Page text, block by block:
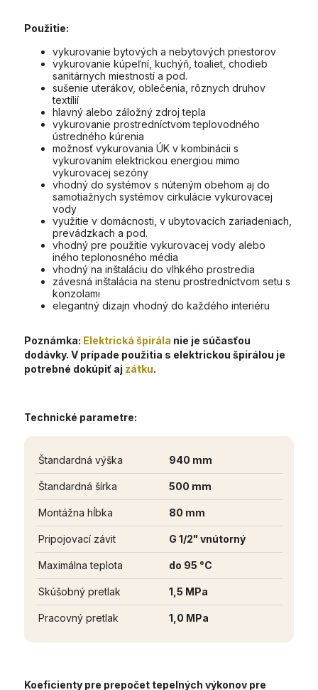
Použitie:
vykurovanie bytových a nebytových priestorov
vykurovanie kúpeľní, kuchýň, toaliet, chodieb
sanitárnych miestností a pod.
sušenie uterákov, oblečenia, rôznych druhov
textílií
hlavný alebo záložný zdroj tepla
vykurovanie prostredníctvom teplovodného
ústredného kúrenia
možnosť vykurovania ÚK v kombinácii s
vykurovaním elektrickou energiou mimo
vykurovacej sezóny
vhodný do systémov s núteným obehom aj do
samotiažnych systémov cirkulácie vykurovacej
vody
využitie v domácnosti, v ubytovacích zariadeniach,
prevádzkach a pod.
vhodný pre použitie vykurovacej vody alebo
iného teplonosného média
vhodný na inštaláciu do vlhkého prostredia
závesná inštalácia na stenu prostredníctvom setu s
konzolami
elegantný dizajn vhodný do každého interiéru
Poznámka: Elektrická špirála nie je súčasťou
dodávky. V prípade použitia s elektrickou špirálou je
potrebné dokúpiť aj zátku.
Technické parametre:
Štandardná výška 940 mm
Štandardná šírka 500 mm
Montážna hĺbka 80 mm
Pripojovací závit G 1/2" vnútorný
Maximálna teplota do 95 °C
Skúšobný pretlak 1,5 MPa
Pracovný pretlak 1,0 MPa
Koeficienty pre prepočet tepelných výkonov pre